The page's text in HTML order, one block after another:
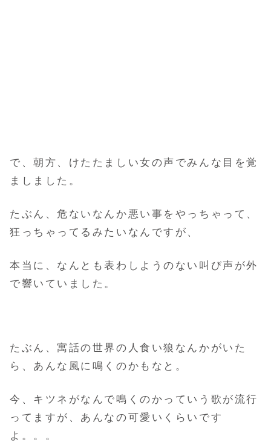
で、朝方、けたたましい女の声でみんな目を覚
ましました。
たぶん、危ないなんか悪い事をやっちゃって、
狂っちゃってるみたいなんですが、
本当に、なんとも表わしようのない叫び声が外
で響いていました。
たぶん、寓話の世界の人食い狼なんかがいた
ら、あんな風に鳴くのかもなと。
今、キツネがなんで鳴くのかっていう歌が流行
ってますが、あんなの可愛いくらいです
よ。。。